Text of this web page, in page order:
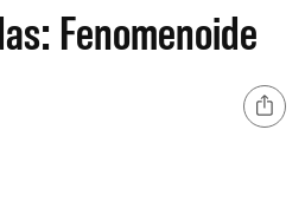
Fenomenoide